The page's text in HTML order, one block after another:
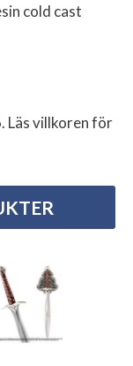
cold cast
Läs villkoren för